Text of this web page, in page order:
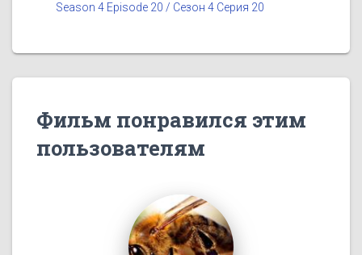
Season 4 Episode 20 / Сезон 4 Серия 20
Фильм понравился этим
пользователям